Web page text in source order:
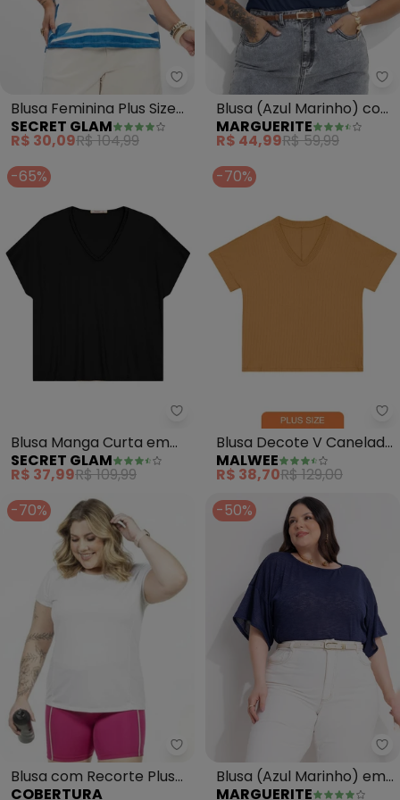
Secret Glam - Blusa Feminina
Blusa Feminina Plus Size
(Azul)
SECRET GLAM
R$ 30,09R$ 104,99
Blusa (Azul Marinho) com
Bordado
MARGUERITE
R$ 44,99R$ 59,99
-65%
Secret Glam - Blusa Manga
Blusa Manga Curta em
Viscotorcion (Preto)
SECRET GLAM
R$ 37,99R$ 109,99
-70%
Blusa Decote V Canelada
Plus (Amarelo Mostarda)
MALWEE
R$ 38,70R$ 129,00
-70%
Cobertura - Blusa com Recorte
Blusa com Recorte Plus
COBERTURA
-50%
Blusa (Azul Marinho) em
MARGUERITE